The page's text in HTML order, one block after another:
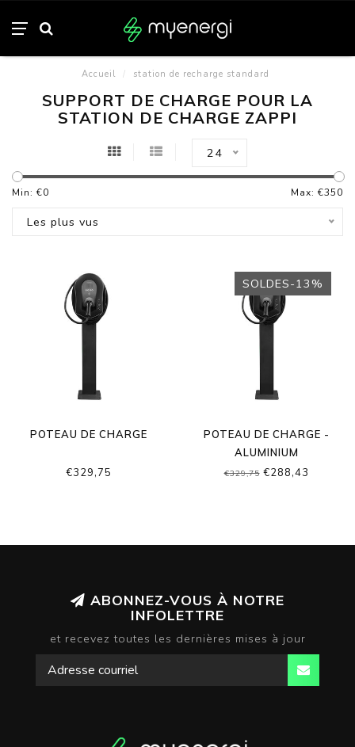
Accueil / station de recharge standard
SUPPORT DE CHARGE POUR LA
STATION DE CHARGE ZAPPI
24
Min: €0 Max: €350
Les plus vus
POTEAU DE CHARGE
€329,75
SOLDES-13%
POTEAU DE CHARGE -
ALUMINIUM
€329,75€288,43
ABONNEZ-VOUS À NOTRE
INFOLETTRE
et recevez toutes les dernières mises à jour